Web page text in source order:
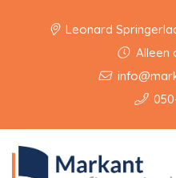
Leonard
Alleen